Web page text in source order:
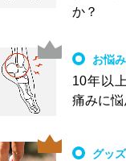
か？
お悩
10年以
痛みに悩
グッズ